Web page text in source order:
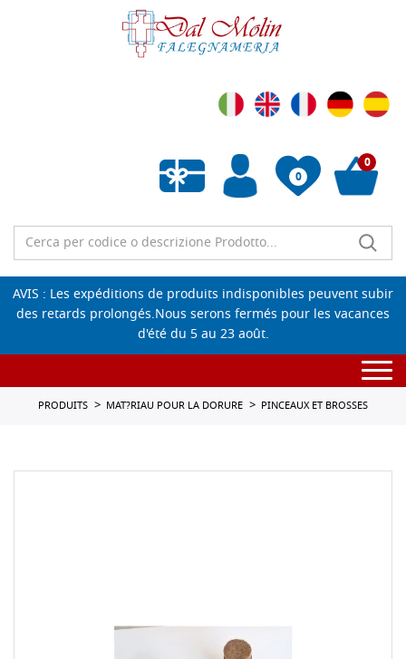
0
Liste de souhaits vide
0
AVIS : Les expéditions de produits indisponibles peuvent subir
des retards prolongés.Nous serons fermés pour les vacances
d'été du 5 au 23 août.
PRODUITS MAT?RIAU POUR LA DORURE PINCEAUX ET BROSSES